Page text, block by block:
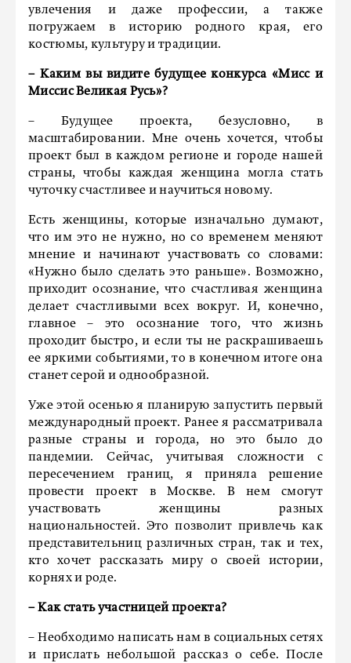
увлечения и даже профессии, а также
погружаем в историю родного края, его
костюмы, культуру и традиции.
– Каким вы видите будущее конкурса «Мисс и
Миссис Великая Русь»?
– Будущее проекта, безусловно, в
масштабировании. Мне очень хочется, чтобы
проект был в каждом регионе и городе нашей
страны, чтобы каждая женщина могла стать
чуточку счастливее и научиться новому.
Есть женщины, которые изначально думают,
что им это не нужно, но со временем меняют
мнение и начинают участвовать со словами:
«Нужно было сделать это раньше». Возможно,
приходит осознание, что счастливая женщина
делает счастливыми всех вокруг. И, конечно,
главное – это осознание того, что жизнь
проходит быстро, и если ты не раскрашиваешь
ее яркими событиями, то в конечном итоге она
станет серой и однообразной.
Уже этой осенью я планирую запустить первый
международный проект. Ранее я рассматривала
разные страны и города, но это было до
пандемии. Сейчас, учитывая сложности с
пересечением границ, я приняла решение
провести проект в Москве. В нем смогут
участвовать женщины разных
национальностей. Это позволит привлечь как
представительниц различных стран, так и тех,
кто хочет рассказать миру о своей истории,
корнях и роде.
– Как стать участницей проекта?
– Необходимо написать нам в социальных сетях
и прислать небольшой рассказ о себе. После